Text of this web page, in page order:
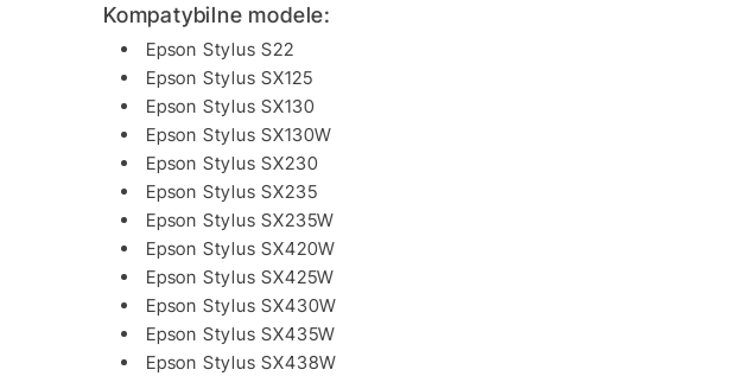
Kompatybilne modele:
Epson Stylus S22
Epson Stylus SX125
Epson Stylus SX130
Epson Stylus SX130W
Epson Stylus SX230
Epson Stylus SX235
Epson Stylus SX235W
Epson Stylus SX420W
Epson Stylus SX425W
Epson Stylus SX430W
Epson Stylus SX435W
Epson Stylus SX438W